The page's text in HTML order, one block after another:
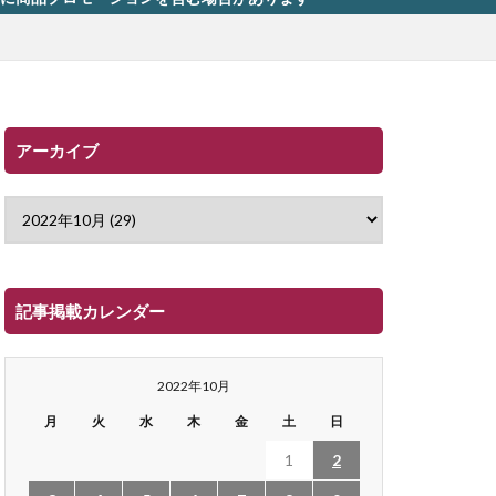
アーカイブ
記事掲載カレンダー
2022年10月
月 火 水 木 金 土 日
1 2